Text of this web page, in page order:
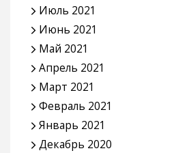
Июль 2021
Июнь 2021
Май 2021
Апрель 2021
Март 2021
Февраль 2021
Январь 2021
Декабрь 2020